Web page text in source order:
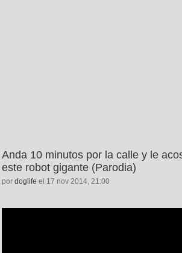
Anda 10 minutos por la calle y le
este robot gigante (Parodia)
por doglife el 17 nov 2014, 21:00